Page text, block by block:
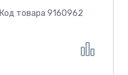
Код товара 9160962